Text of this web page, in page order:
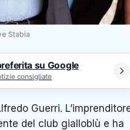
Stabia
su Google
consigliate
Guerri.
del club gialloblù e ha